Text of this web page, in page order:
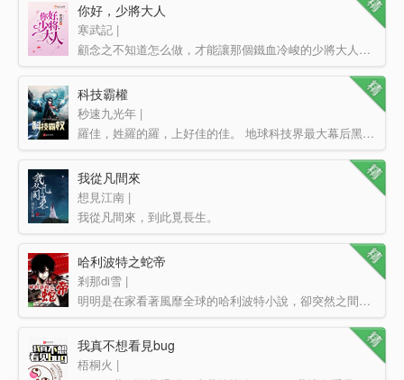
你好，少將大人
寒武記 |
顧念之不知道怎么做，才能讓那個鐵血冷峻的少將大人愛上自己。 眉目森嚴的少將大人一本正經：“……來…
科技霸權
秒速九光年 |
羅佳，姓羅的羅，上好佳的佳。 地球科技界最大幕后黑手，沒有之一。
我從凡間來
想見江南 |
我從凡間來，到此覓長生。
哈利波特之蛇帝
剎那di雪 |
明明是在家看著風靡全球的哈利波特小說，卻突然之間進入到了手中書本的魔法世界，而且在穿越大神的細心照顧…
我真不想看見bug
梧桐火 |